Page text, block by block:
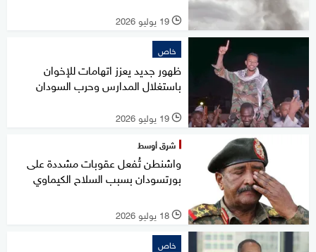
l 19 يوليو 2026
خاص
ظهور جديد يعزز اتهامات للإخوان
باستغلال المدارس وحرب السودان
l 19 يوليو 2026
شرق أوسط
واشنطن تُفعل عقوبات مشددة على
بورتسودان بسبب السلاح الكيماوي
l 18 يوليو 2026
خاص